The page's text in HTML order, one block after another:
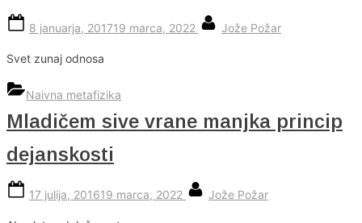
Posted
8 januarja, 201719 marca, 2022 By
Jože Požar
Svet zunaj odnosa
Naivna metafizika
Mladičem sive vrane manjka princip
dejanskosti
Posted
17 julija, 201619 marca, 2022 By
Jože Požar